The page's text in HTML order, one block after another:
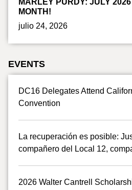
MARLEY PURDY: JULY
MONTH!
julio 24, 2026
EVENTS
DC16 Delegates Attend
Convention
La recuperación es posible:
compañero del Local 12,
2026 Walter Cantrell